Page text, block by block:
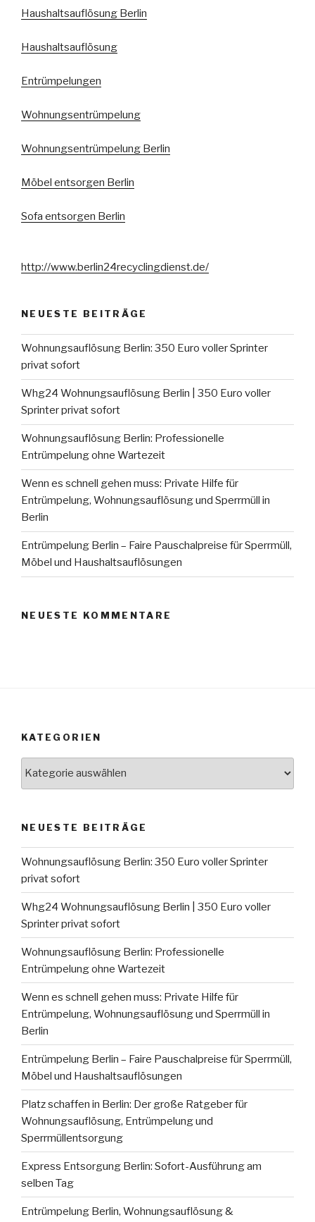
Haushaltsauflösung Berlin
Haushaltsauflösung
Entrümpelungen
Wohnungsentrümpelung
Wohnungsentrümpelung Berlin
Möbel entsorgen Berlin
Sofa entsorgen Berlin
http://www.berlin24recyclingdienst.de/
NEUESTE BEITRÄGE
Wohnungsauflösung Berlin: 350 Euro voller Sprinter
privat sofort
Whg24 Wohnungsauflösung Berlin | 350 Euro voller
Sprinter privat sofort
Wohnungsauflösung Berlin: Professionelle
Entrümpelung ohne Wartezeit
Wenn es schnell gehen muss: Private Hilfe für
Entrümpelung, Wohnungsauflösung und Sperrmüll in
Berlin
Entrümpelung Berlin – Faire Pauschalpreise für Sperrmüll,
Möbel und Haushaltsauflösungen
NEUESTE KOMMENTARE
KATEGORIEN
NEUESTE BEITRÄGE
Wohnungsauflösung Berlin: 350 Euro voller Sprinter
privat sofort
Whg24 Wohnungsauflösung Berlin | 350 Euro voller
Sprinter privat sofort
Wohnungsauflösung Berlin: Professionelle
Entrümpelung ohne Wartezeit
Wenn es schnell gehen muss: Private Hilfe für
Entrümpelung, Wohnungsauflösung und Sperrmüll in
Berlin
Entrümpelung Berlin – Faire Pauschalpreise für Sperrmüll,
Möbel und Haushaltsauflösungen
Platz schaffen in Berlin: Der große Ratgeber für
Wohnungsauflösung, Entrümpelung und
Sperrmüllentsorgung
Express Entsorgung Berlin: Sofort-Ausführung am
selben Tag
Entrümpelung Berlin, Wohnungsauflösung &